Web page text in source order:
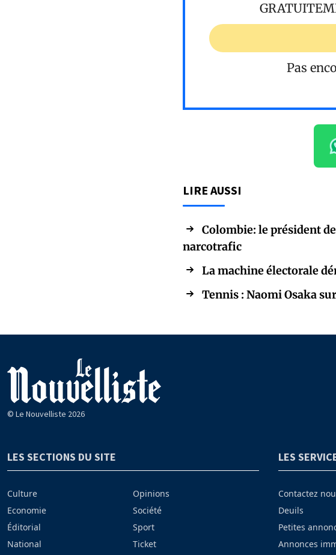
Pas
LIRE AUSSI
Colombie: le président
narcotrafic
La machine électorale
Tennis : Naomi Osaka
© Le Nouvelliste 2026
LES SECTIONS DU SITE
Culture
Economie
Éditorial
National
Opinions
Société
Sport
Ticket
LES
Contactez
Deuils
Petites
Annonces